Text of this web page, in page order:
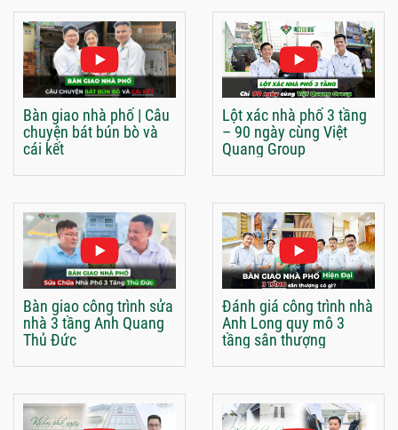
Bàn giao nhà phố | Câu
chuyện bát bún bò và
cái kết
Lột xác nhà phố 3 tầng
– 90 ngày cùng Việt
Quang Group
Bàn giao công trình sửa
nhà 3 tầng Anh Quang
Thủ Đức
Đánh giá công trình nhà
Anh Long quy mô 3
tầng sân thượng